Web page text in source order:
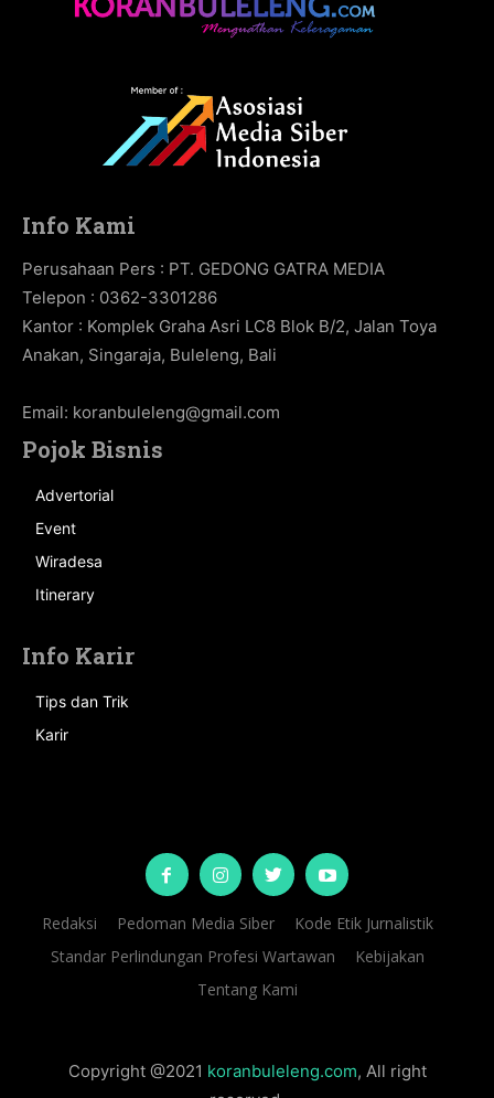
Info Kami
Perusahaan Pers : PT. GEDONG GATRA MEDIA
Telepon : 0362-3301286
Kantor : Komplek Graha Asri LC8 Blok B/2, Jalan Toya
Anakan, Singaraja, Buleleng, Bali
Email: koranbuleleng@gmail.com
Pojok Bisnis
Advertorial
Event
Wiradesa
Itinerary
Info Karir
Tips dan Trik
Karir
Redaksi Pedoman Media Siber
Kode Etik Jurnalistik
Standar Perlindungan Profesi Wartawan
Kebijakan
Tentang Kami
Copyright @2021 koranbuleleng.com, All right